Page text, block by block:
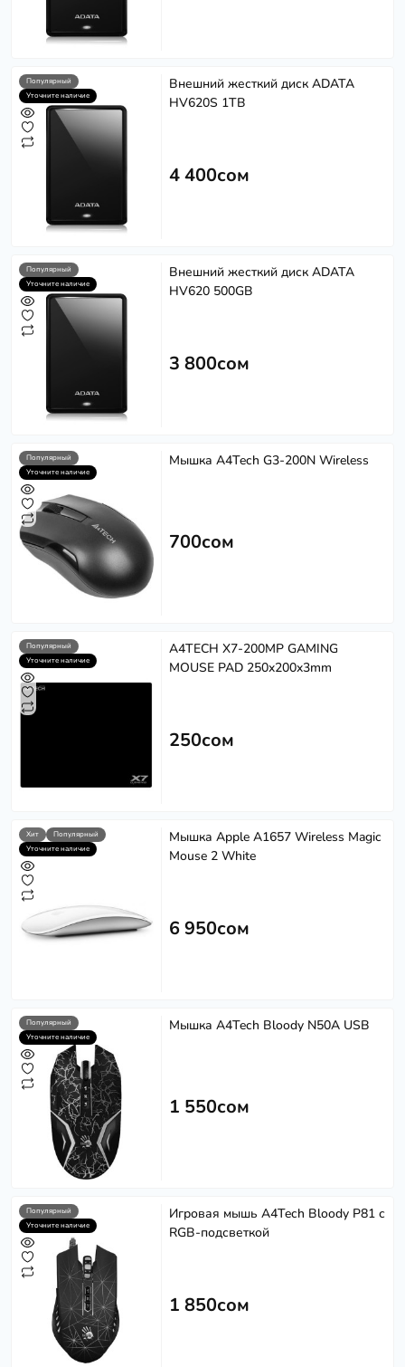
Популярный
Уточните наличие
Внешний жесткий диск ADATA
HV620S 1TB
4 400сом
Популярный
Уточните наличие
Внешний жесткий диск ADATA
HV620 500GB
3 800сом
Популярный
Уточните наличие
Мышка A4Tech G3-200N Wireless
700сом
Популярный
Уточните наличие
A4TECH X7-200MP GAMING
MOUSE PAD 250x200x3mm
250сом
Хит
Популярный
Уточните наличие
Мышка Apple A1657 Wireless Magic
Mouse 2 White
6 950сом
Популярный
Уточните наличие
Мышка A4Tech Bloody N50A USB
1 550сом
Популярный
Уточните наличие
Игровая мышь A4Tech Bloody P81 с
RGB-подсветкой
1 850сом